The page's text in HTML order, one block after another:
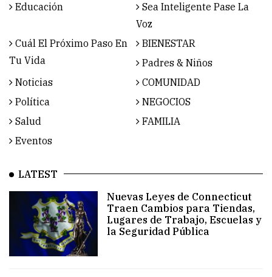
Educación
Sea Inteligente Pase La
Voz
Cuál El Próximo Paso En
Tu Vida
BIENESTAR
Padres & Niños
Noticias
COMUNIDAD
Política
NEGOCIOS
Salud
FAMILIA
Eventos
LATEST
Nuevas Leyes de Connecticut
Traen Cambios para Tiendas,
Lugares de Trabajo, Escuelas y
la Seguridad Pública